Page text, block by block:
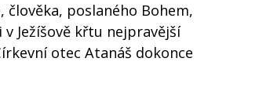
člověka, poslaného Bohem,
Ježíšově křtu nejpravější
otec Atanáš dokonce